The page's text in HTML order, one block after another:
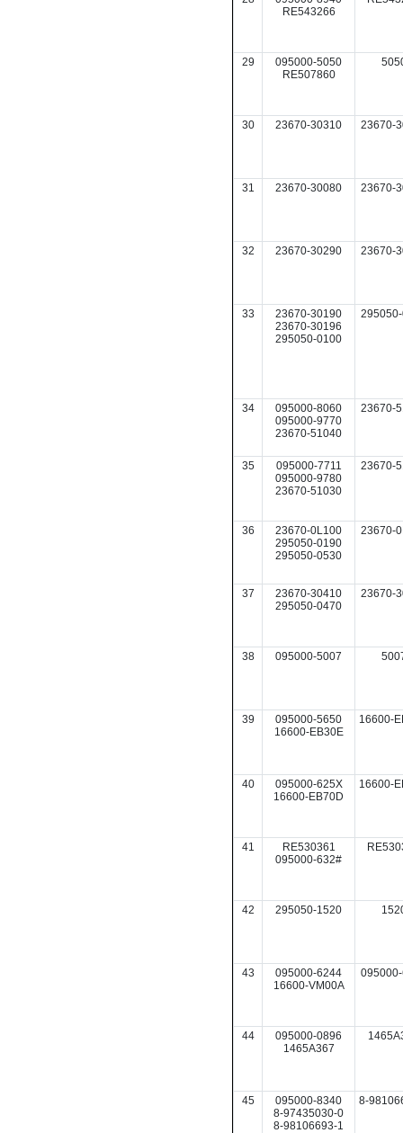
RE543266
29
095000-5050
RE507860
30 23670-30310 23670-
31 23670-30080 23670-
32 23670-30290 23670-
33
23670-30190
23670-30196
295050-0100
34
095000-8060
095000-9770
23670-51040
23670-
35
095000-7711
095000-9780
23670-51030
23670-
36
23670-0L100
295050-0190
295050-0530
23670-
37
23670-30410
295050-0470
23670-
38 095000-5007
39
095000-5650
16600-EB30E
16600-
40
095000-625X
16600-EB70D
16600-
41
RE530361
095000-632#
42 295050-1520
43
095000-6244
16600-VM00A
44
095000-0896
1465A367
45
095000-8340
8-97435030-0
8-98106693-1
8-